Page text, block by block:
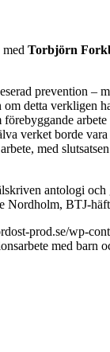
med Torbjörn
prevention –
detta verkligen
verket borde
med
antologi
Nordholm, BTJ-
prod.se/wp-
med barn